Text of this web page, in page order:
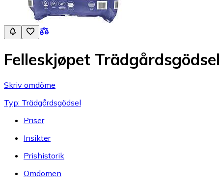
Felleskjøpet
Skriv omdöme
Typ: Trädgårdsgödsel
Priser
Insikter
Prishistorik
Omdömen